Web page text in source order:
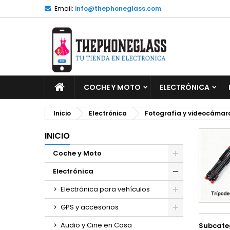
Email: info@thephoneglass.com
INICIOCOCHE Y MOTO ELECTRÓNICA
Inicio Electrónica Fotografía y
INICIO
Coche y Moto
Electrónica
Electrónica para vehículos
GPS y accesorios
Audio y Cine en Casa